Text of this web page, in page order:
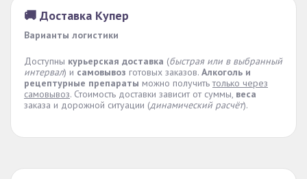
🚚 Доставка Купер
Варианты логистики
Доступны курьерская доставка (быстрая или в выбранный
интервал) и самовывоз готовых заказов. Алкоголь и
рецептурные препараты можно получитьтолько через
самовывоз. Стоимость доставки зависит от суммы, веса
заказа и дорожной ситуации (динамический расчёт).